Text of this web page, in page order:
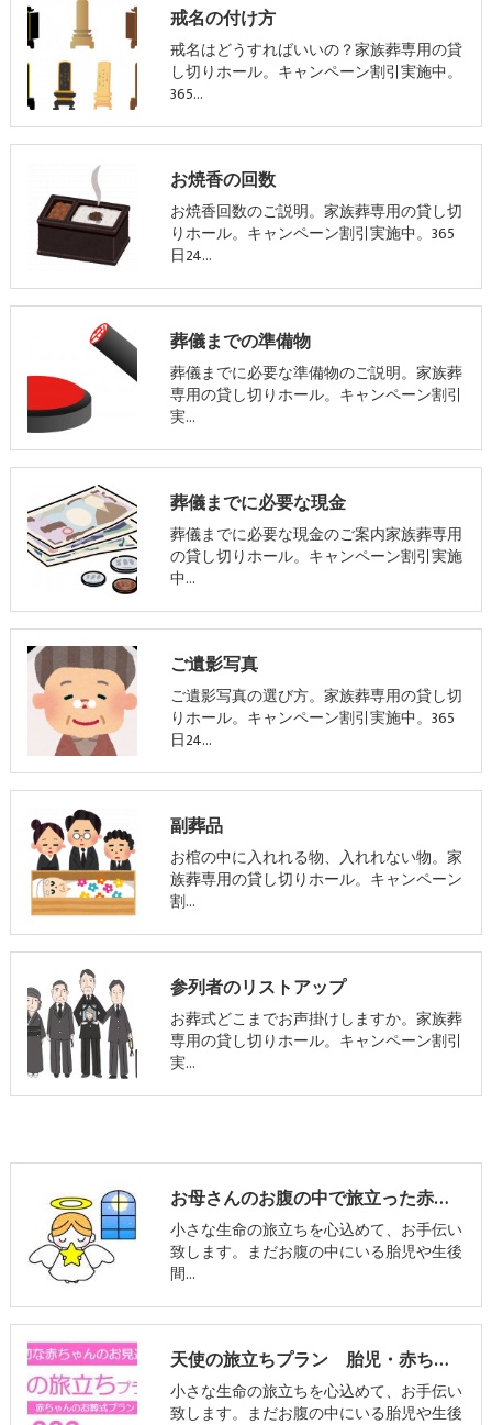
戒名の付け方
戒名はどうすればいいの？家族葬専用の貸
し切りホール。キャンペーン割引実施中。
365…
お焼香の回数
お焼香回数のご説明。家族葬専用の貸し切
りホール。キャンペーン割引実施中。365
日24…
葬儀までの準備物
葬儀までに必要な準備物のご説明。家族葬
専用の貸し切りホール。キャンペーン割引
実…
葬儀までに必要な現金
葬儀までに必要な現金のご案内家族葬専用
の貸し切りホール。キャンペーン割引実施
中…
ご遺影写真
ご遺影写真の選び方。家族葬専用の貸し切
りホール。キャンペーン割引実施中。365
日24…
副葬品
お棺の中に入れれる物、入れれない物。家
族葬専用の貸し切りホール。キャンペーン
割…
参列者のリストアップ
お葬式どこまでお声掛けしますか。家族葬
専用の貸し切りホール。キャンペーン割引
実…
お母さんのお腹の中で旅立った赤ちゃんのご葬儀についてvol.3 葬儀について
小さな生命の旅立ちを心込めて、お手伝い
致します。まだお腹の中にいる胎児や生後
間…
天使の旅立ちプラン 胎児・赤ちゃんのお葬式
小さな生命の旅立ちを心込めて、お手伝い
致します。まだお腹の中にいる胎児や生後